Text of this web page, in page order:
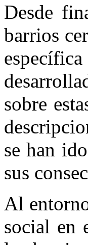
Desde
barrios
sobre
se han
sus
Al
social en